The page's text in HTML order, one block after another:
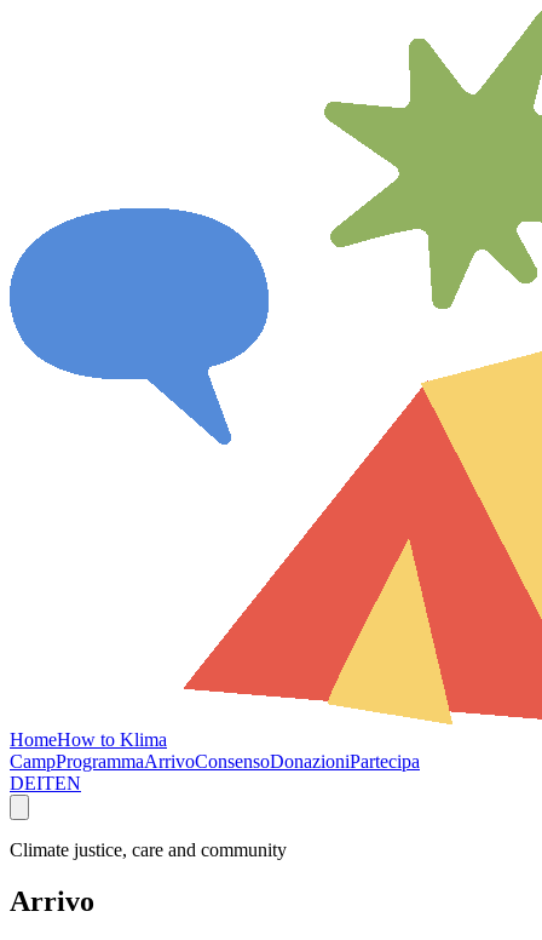
HomeHow to Klima
CampProgrammaArrivoConsensoDonazioniPartecipa
DEITEN
Climate justice, care and community
Arrivo